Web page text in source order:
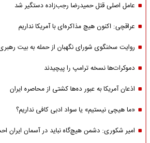
عامل اصلی قتل حمیدرضا رجب‌زاده دستگیر شد
عراقچی: اکنون هیچ مذاکره‌ای با آمریکا نداریم
روایت سخنگوی شورای نگهبان از حمله به بیت
دموکرات‌ها نسخه ترامپ را پیچیدند
اذعان آمریکا به عبور ده‌ها کشتی از محاصره ایران
«ما هیچی نیستیم» یا سواد ادبی کافی نداریم؟
امیر شکوری: دشمن هیچ‌گاه نباید در آسمان ایران